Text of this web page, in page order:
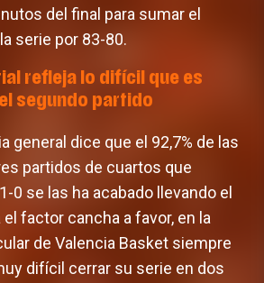
del final para sumar el
serie por 83-80.
refleja lo difícil que es
segundo partido
general dice que el 92,7% de las
partidos de cuartos que
0 se las ha acabado llevando el
factor cancha a favor, en la
de Valencia Basket siempre
difícil cerrar su serie en dos